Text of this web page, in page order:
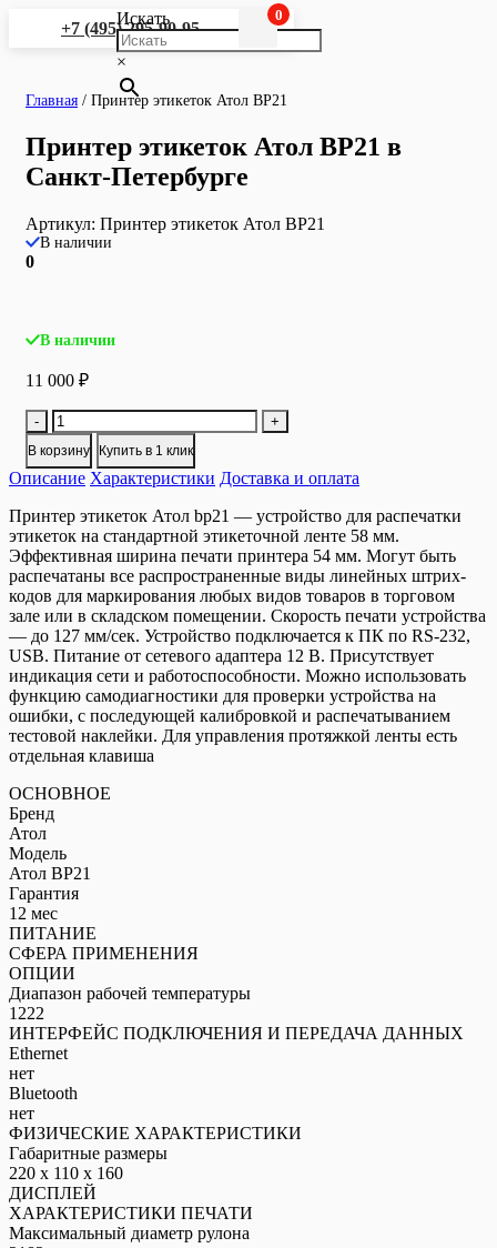
+7 (495) 295-90-95
Искать
×
0
Главная / Принтер этикеток Атол BP21
Принтер этикеток Атол BP21 в
Санкт-Петербурге
Артикул: Принтер этикеток Атол BP21
В наличии
0
В наличии
11 000 ₽
-
Количество
товара
Принтер
этикеток
BP21
+
В корзину Купить в 1 клик
Описание Характеристики Доставка и оплата
Принтер этикеток Атол bp21 — устройство для распечатки
этикеток на стандартной этикеточной ленте 58 мм.
Эффективная ширина печати принтера 54 мм. Могут быть
распечатаны все распространенные виды линейных штрих-
кодов для маркирования любых видов товаров в торговом
зале или в складском помещении. Скорость печати устройства
— до 127 мм/сек. Устройство подключается к ПК по RS-232,
USB. Питание от сетевого адаптера 12 В. Присутствует
индикация сети и работоспособности. Можно использовать
функцию самодиагностики для проверки устройства на
ошибки, с последующей калибровкой и распечатыванием
тестовой наклейки. Для управления протяжкой ленты есть
отдельная клавиша
ОСНОВНОЕ
Бренд
Атол
Модель
Атол BP21
Гарантия
12 мес
ПИТАНИЕ
СФЕРА ПРИМЕНЕНИЯ
ОПЦИИ
Диапазон рабочей температуры
1222
ИНТЕРФЕЙС ПОДКЛЮЧЕНИЯ И ПЕРЕДАЧА ДАННЫХ
Ethernet
нет
Bluetooth
нет
ФИЗИЧЕСКИЕ ХАРАКТЕРИСТИКИ
Габаритные размеры
220 x 110 x 160
ДИСПЛЕЙ
ХАРАКТЕРИСТИКИ ПЕЧАТИ
Максимальный диаметр рулона